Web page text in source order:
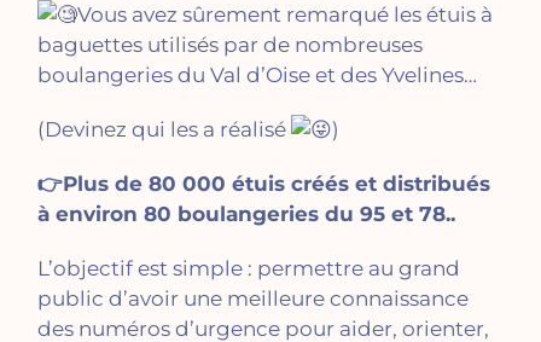
Vous avez sûrement remarqué les étuis à
baguettes utilisés par de nombreuses
boulangeries du Val d’Oise et des Yvelines…
(Devinez qui les a réalisé )
👉Plus de 80 000 étuis créés et distribués
à environ 80 boulangeries du 95 et 78..
L’objectif est simple : permettre au grand
public d’avoir une meilleure connaissance
des numéros d’urgence pour aider, orienter,